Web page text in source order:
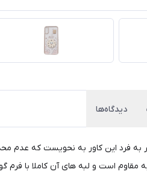
دیدگاه‌ها
به فرد این کاور به نحویست که عدم
مقاوم است و لبه های آن کاملا با